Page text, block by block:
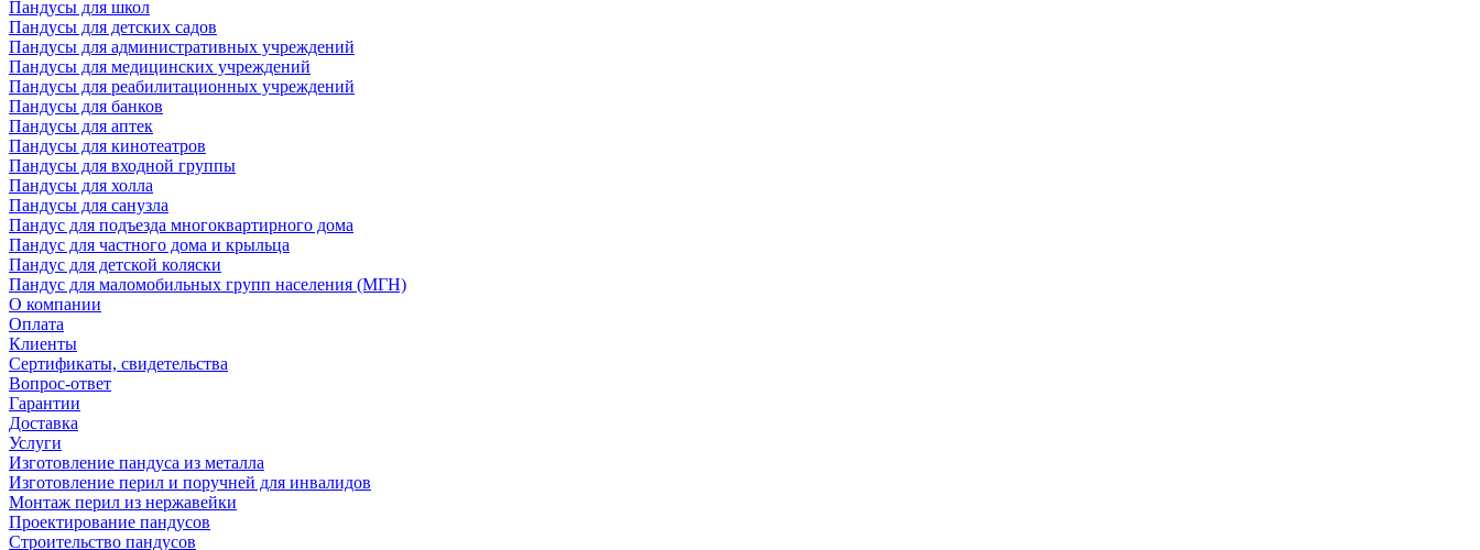
Пандусы для школ
Пандусы для детских садов
Пандусы для административных учреждений
Пандусы для медицинских учреждений
Пандусы для реабилитационных учреждений
Пандусы для банков
Пандусы для аптек
Пандусы для кинотеатров
Пандусы для входной группы
Пандусы для холла
Пандусы для санузла
Пандус для подъезда многоквартирного дома
Пандус для частного дома и крыльца
Пандус для детской коляски
Пандус для маломобильных групп населения (МГН)
О компании
Оплата
Клиенты
Сертификаты, свидетельства
Вопрос-ответ
Гарантии
Доставка
Услуги
Изготовление пандуса из металла
Изготовление перил и поручней для инвалидов
Монтаж перил из нержавейки
Проектирование пандусов
Строительство пандусов